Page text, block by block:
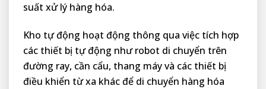
suất xử lý hàng hóa.
Kho tự động hoạt động thông qua việc tích hợp
các thiết bị tự động như robot di chuyển trên
đường ray, cần cẩu, thang máy và các thiết bị
điều khiển từ xa khác để di chuyển hàng hóa